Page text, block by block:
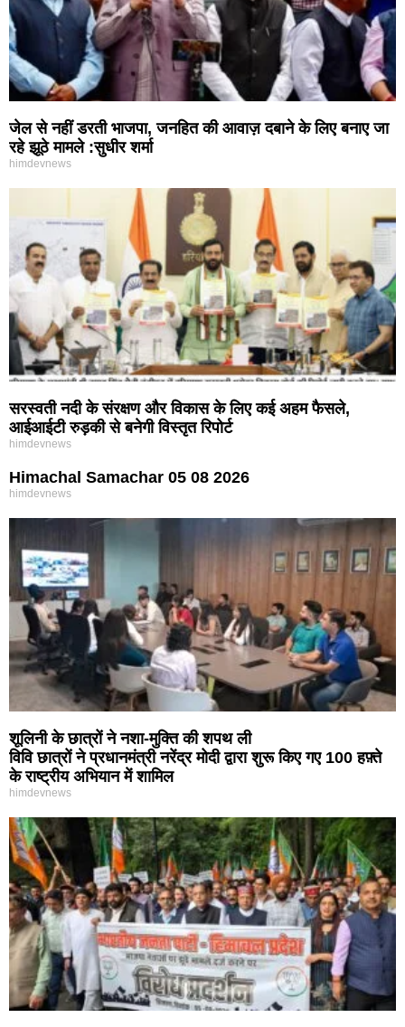
जेल से नहीं डरती भाजपा, जनहित की आवाज़ दबाने के लिए बनाए जा
रहे झूठे मामले :सुधीर शर्मा
himdevnews
सरस्वती नदी के संरक्षण और विकास के लिए कई अहम फैसले,
आईआईटी रुड़की से बनेगी विस्तृत रिपोर्ट
himdevnews
Himachal Samachar 05 08 2026
himdevnews
शूलिनी के छात्रों ने नशा-मुक्ति की शपथ ली
विवि छात्रों ने प्रधानमंत्री नरेंद्र मोदी द्वारा शुरू किए गए 100 हफ़्ते
के राष्ट्रीय अभियान में शामिल
himdevnews